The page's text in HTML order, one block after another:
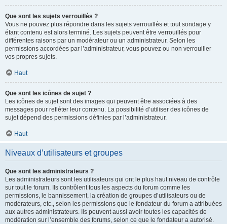
Que sont les sujets verrouillés ?
Vous ne pouvez plus répondre dans les sujets verrouillés et tout sondage y
étant contenu est alors terminé. Les sujets peuvent être verrouillés pour
différentes raisons par un modérateur ou un administrateur. Selon les
permissions accordées par l’administrateur, vous pouvez ou non verrouiller
vos propres sujets.
Haut
Que sont les icônes de sujet ?
Les icônes de sujet sont des images qui peuvent être associées à des
messages pour refléter leur contenu. La possibilité d’utiliser des icônes de
sujet dépend des permissions définies par l’administrateur.
Haut
Niveaux d’utilisateurs et groupes
Que sont les administrateurs ?
Les administrateurs sont les utilisateurs qui ont le plus haut niveau de contrôle
sur tout le forum. Ils contrôlent tous les aspects du forum comme les
permissions, le bannissement, la création de groupes d’utilisateurs ou de
modérateurs, etc., selon les permissions que le fondateur du forum a attribuées
aux autres administrateurs. Ils peuvent aussi avoir toutes les capacités de
modération sur l’ensemble des forums, selon ce que le fondateur a autorisé.